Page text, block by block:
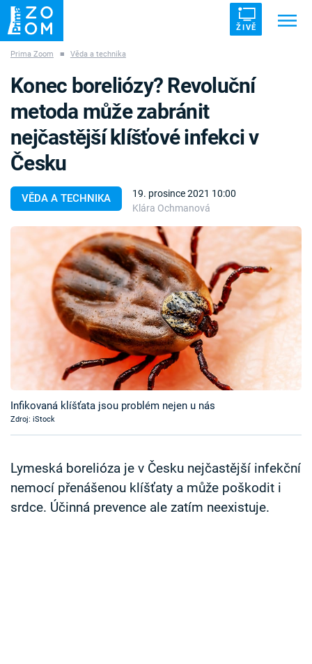
ŽIVĚ
ZÁHADY VETŘELCI DÁVNOVĚKU
Témata
Témata
Pořady
TV Program
Časopis
Sledujte prima+
Přihlášení
Prima Zoom ■ Věda a technika
VĚDA A TECHNIKA
19. prosince 2021 10:00
Klára Ochmanová
Konec boreliózy? Revoluční
metoda může zabránit
nejčastější klíšťové infekci v
Česku
Infikovaná klíšťata jsou problém nejen u nás
Zdroj: iStock
Lymeská borelióza je v Česku nejčastější infekční
nemocí přenášenou klíšťaty a může poškodit i
srdce. Účinná prevence ale zatím neexistuje.